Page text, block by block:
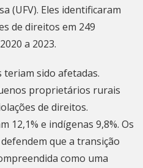
(UFV). Eles identificaram
de direitos em 249
a 2023.
teriam sido afetadas.
proprietários rurais
de direitos.
12,1% e indígenas 9,8%. Os
que a transição
como uma